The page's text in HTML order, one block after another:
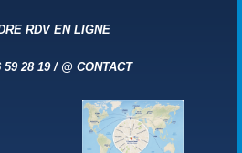
RDV EN LIGNE
59 28 19 / @ CONTACT